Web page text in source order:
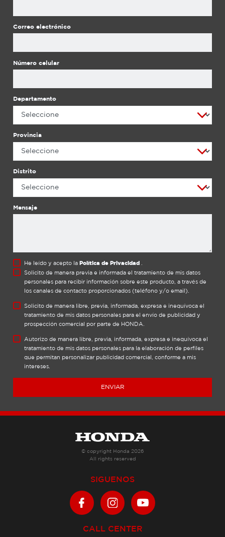
Correo electrónico
Número celular
Departamento
Provincia
Distrito
Mensaje
He leído y acepto la Política de Privacidad
Solicito de manera previa e informada el tratamiento de mis datos
personales para recibir información sobre este producto, a través de
los canales de contacto proporcionados (teléfono y/o email).
Solicito de manera libre, previa, informada, expresa e inequívoca el
tratamiento de mis datos personales para el envío de publicidad y
prospección comercial por parte de HONDA.
Autorizo de manera libre, previa, informada, expresa e inequívoca el
tratamiento de mis datos personales para la elaboración de perfiles
que permitan personalizar publicidad comercial, conforme a mis
intereses.
ENVIAR
© copyright Honda 2026
All rights reserved
SIGUENOS
CALL CENTER